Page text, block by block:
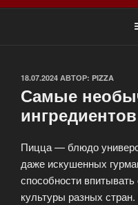
ОПУБЛИКОВАНО
18.07.2024 АВТОР: PIZZA
Самые
Пицца — блюдо
даже искушенных
способности
культуры разных